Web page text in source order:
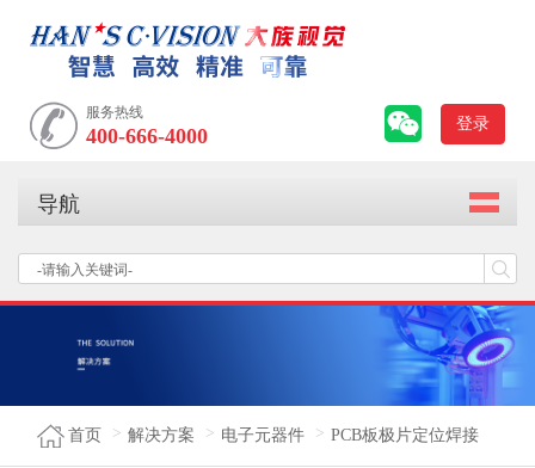
服务热线
400-666-4000
登录
导航
首页 解决方案 电子元器件 PCB板极片定位焊接